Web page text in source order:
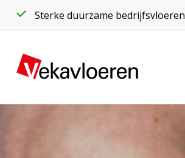
Sterke duurzame bedrijfsvloeren